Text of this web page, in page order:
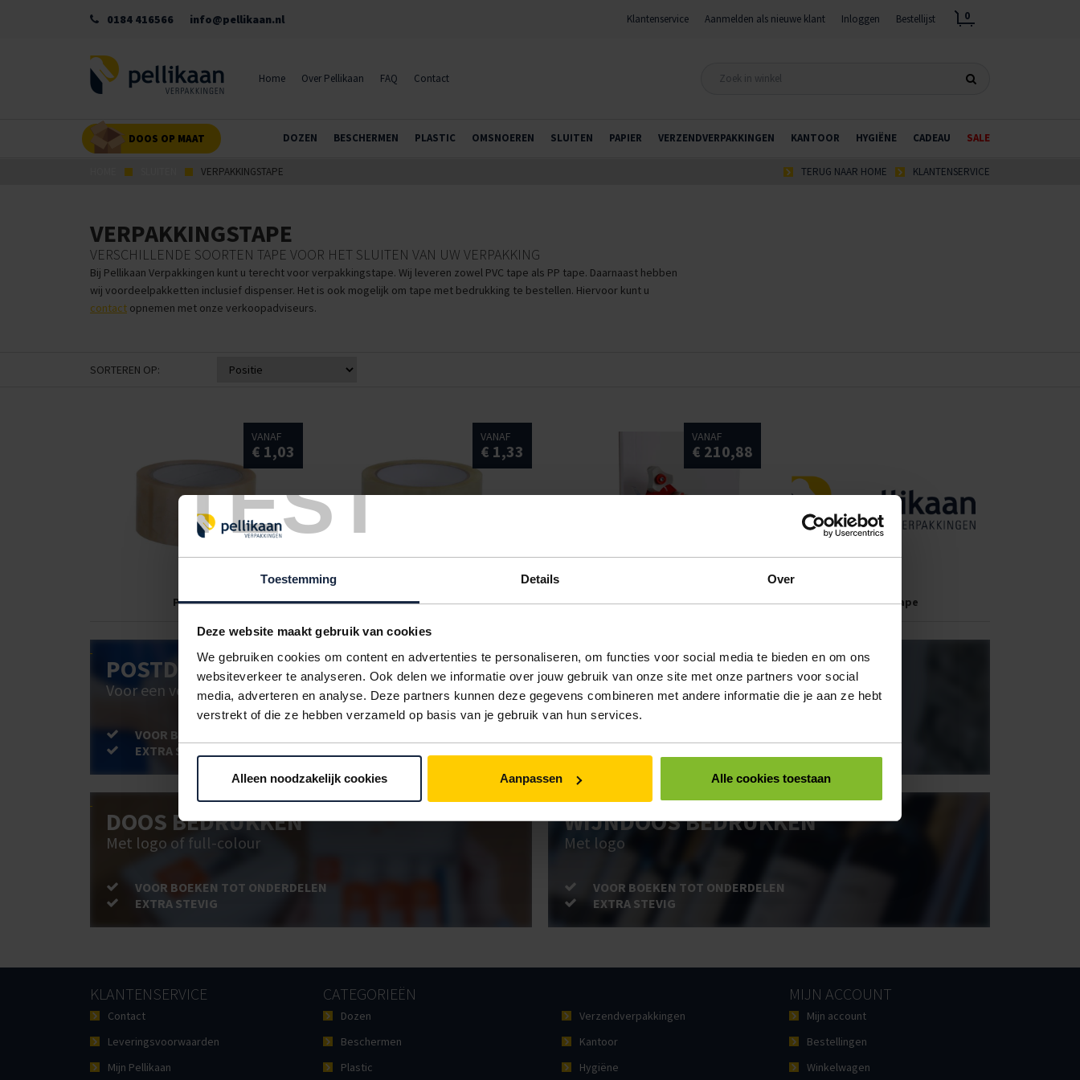
TEST
Toestemming Details Over
Deze website maakt gebruik van cookies
We gebruiken cookies om content en advertenties te personaliseren, om functies voor social media te bieden en om ons
websiteverkeer te analyseren. Ook delen we informatie over jouw gebruik van onze site met onze partners voor social
media, adverteren en analyse. Deze partners kunnen deze gegevens combineren met andere informatie die je aan ze hebt
verstrekt of die ze hebben verzameld op basis van je gebruik van hun services.
Alleen noodzakelijk cookies Aanpassen Alle cookies toestaan
0184 416566 info@pellikaan.nl Klantenservice Aanmelden als nieuwe klant Inloggen Bestellijst 0
Home Over Pellikaan FAQ Contact
DOZEN BESCHERMEN PLASTIC OMSNOEREN SLUITEN PAPIER VERZENDVERPAKKINGEN KANTOOR HYGIËNE CADEAU SALE
DOOS OP MAAT
VERPAKKINGSTAPE KLANTENSERVICE
TERUG NAAR HOME
VERPAKKINGSTAPE
VERSCHILLENDE SOORTEN TAPE VOOR HET SLUITEN VAN UW VERPAKKING
Bij Pellikaan Verpakkingen kunt u terecht voor verpakkingstape. Wij leveren zowel PVC tape als PP tape. Daarnaast hebben
wij voordeelpakketten inclusief dispenser. Het is ook mogelijk om tape met bedrukking te bestellen. Hiervoor kunt u
contact opnemen met onze verkoopadviseurs.
SORTEREN OP:
PVC tape
VANAF
€ 1,03
PP tape
VANAF
€ 1,33
Voordeelpakketten tape
VANAF
€ 210,88
Machinetape
POSTDOOS BEDRUKKEN
Voor een veilige verzending
VOOR BOEKEN TOT ONDERDELEN
EXTRA STEVIG
BRIEVENBUSDOOS BEDRUKKEN
Post stevig verpakt
DOOS BEDRUKKEN
Met logo of full-colour
VOOR BOEKEN TOT ONDERDELEN
EXTRA STEVIG
WIJNDOOS BEDRUKKEN
Met logo
VOOR BOEKEN TOT ONDERDELEN
EXTRA STEVIG
KLANTENSERVICE
Contact
Leveringsvoorwaarden
Mijn Pellikaan
CATEGORIEËN
Dozen
Beschermen
Plastic
Verzendverpakkingen
Kantoor
Hygiëne
MIJN ACCOUNT
Mijn account
Bestellingen
Winkelwagen